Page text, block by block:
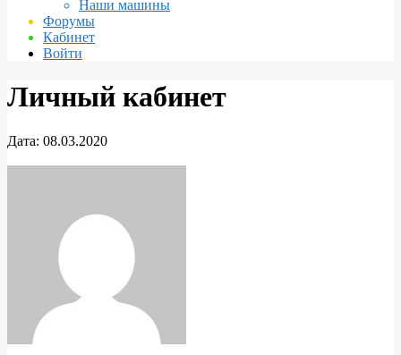
Наши машины
Форумы
Кабинет
Войти
Личный кабинет
Дата: 08.03.2020